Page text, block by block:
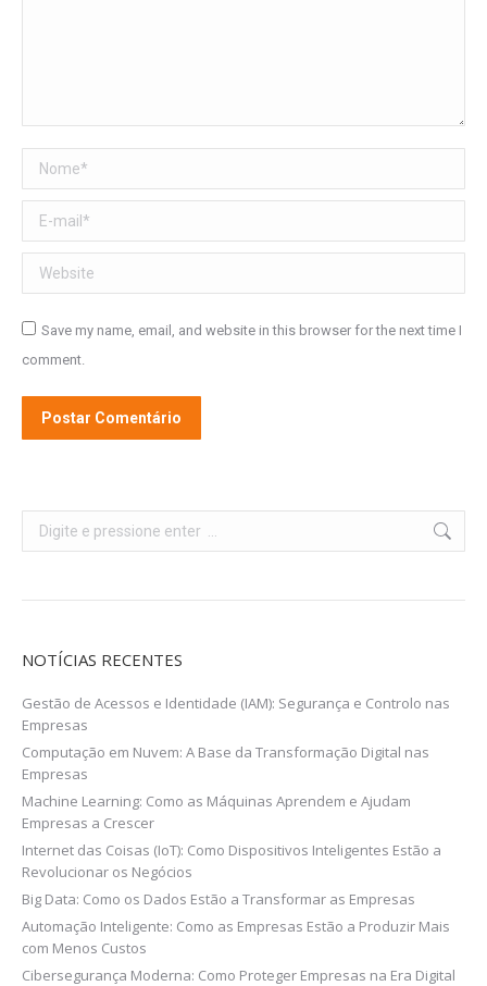
Nome *
E-mail *
Website
Save my name, email, and website in this browser for the next time I
comment.
Postar Comentário
Search:
NOTÍCIAS RECENTES
Gestão de Acessos e Identidade (IAM): Segurança e Controlo nas
Empresas
Computação em Nuvem: A Base da Transformação Digital nas
Empresas
Machine Learning: Como as Máquinas Aprendem e Ajudam
Empresas a Crescer
Internet das Coisas (IoT): Como Dispositivos Inteligentes Estão a
Revolucionar os Negócios
Big Data: Como os Dados Estão a Transformar as Empresas
Automação Inteligente: Como as Empresas Estão a Produzir Mais
com Menos Custos
Cibersegurança Moderna: Como Proteger Empresas na Era Digital